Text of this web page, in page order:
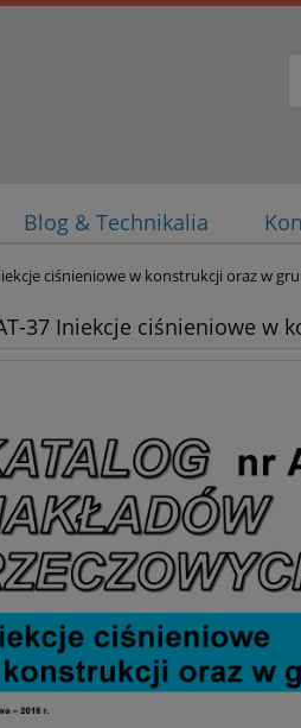
Blog & Technikalia
ciśnieniowe w konstrukcji oraz w
37 Iniekcje ciśnieniowe w